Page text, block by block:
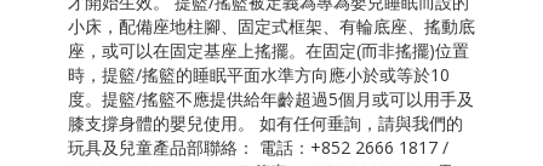
小床，配備座地柱腳、固定式框架、有輪底座、搖動底
座，或可以在固定基座上搖擺。在固定(而非搖擺)位置
時，提籃/搖籃的睡眠平面水準方向應小於或等於10
度。提籃/搖籃不應提供給年齡超過5個月或可以用手及
膝支撐身體的嬰兒使用。 如有任何垂詢，請與我們的
玩具及兒童產品部聯絡： 電話：+852 2666 1817 /